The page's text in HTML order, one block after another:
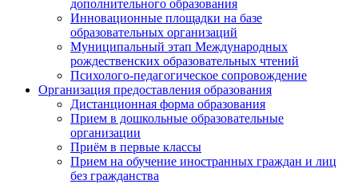
дополнительного образования
Инновационные площадки на базе
образовательных организаций
Муниципальный этап Международных
рождественских образовательных чтений
Психолого-педагогическое сопровождение
Организация предоставления образования
Дистанционная форма образования
Прием в дошкольные образовательные
организации
Приём в первые классы
Прием на обучение иностранных граждан и лиц
без гражданства